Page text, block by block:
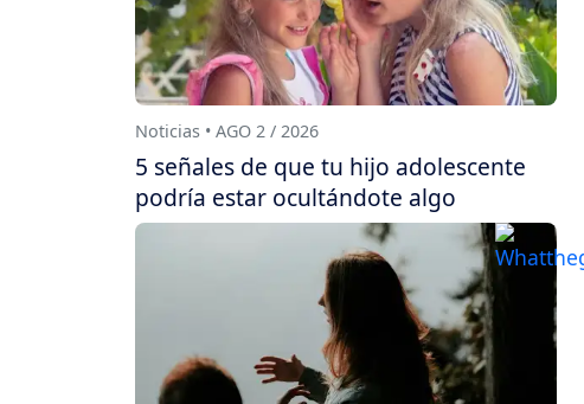
Noticias • AGO 2 / 2026
5 señales de que tu hijo adolescente
podría estar ocultándote algo